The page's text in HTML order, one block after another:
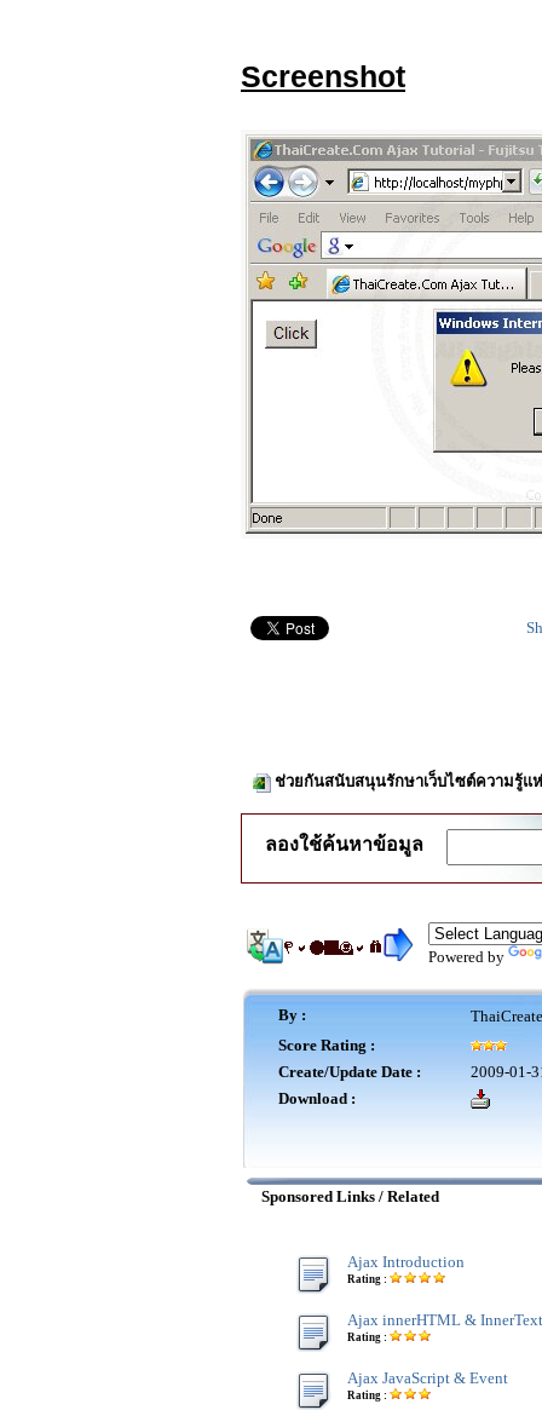
Screenshot
ช่วยกันสนับสนุนรักษาเว็บไซต์ความรู้แ
ลองใช้ค้นหาข้อมูล
Powered by
By :
Score Rating :
Create/Update Date :
2009-01-
Download :
Sponsored Links / Related
Ajax Introduction
Rating :
Ajax innerHTML & InnerText
Rating :
Ajax JavaScript & Event
Rating :